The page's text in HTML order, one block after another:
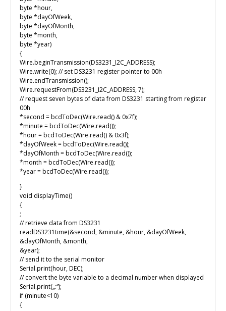
byte *hour,
byte *dayOfWeek,
byte *dayOfMonth,
byte *month,
byte *year)
{
Wire.beginTransmission(DS3231_I2C_ADDRESS);
Wire.write(0); // set DS3231 register pointer to 00h
Wire.endTransmission();
Wire.requestFrom(DS3231_I2C_ADDRESS, 7);
// request seven bytes of data from DS3231 starting from register
00h
*second = bcdToDec(Wire.read() & 0x7f);
*minute = bcdToDec(Wire.read());
*hour = bcdToDec(Wire.read() & 0x3f);
*dayOfWeek = bcdToDec(Wire.read());
*dayOfMonth = bcdToDec(Wire.read());
*month = bcdToDec(Wire.read());
*year = bcdToDec(Wire.read());
}
void displayTime()
{
;
// retrieve data from DS3231
readDS3231time(&second, &minute, &hour, &dayOfWeek,
&dayOfMonth, &month,
&year);
// send it to the serial monitor
Serial.print(hour, DEC);
// convert the byte variable to a decimal number when displayed
Serial.print(„:“);
if (minute<10)
{